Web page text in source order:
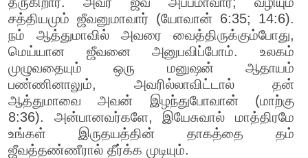
சத்தியமும் ஜீவனுமாவார் (யோவான் 6:35; 14:6).
நம் ஆத்துமாவில் அவரை வைத்திருக்கும்போது,
மெய்யான ஜீவனை அனுபவிப்போம். உலகம்
முழுவதையும் ஒரு மனுஷன் ஆதாயம்
பண்ணினாலும், அவரில்லாவிட்டால் தன்
ஆத்துமாவை அவன் இழந்துபோவான் (மாற்கு
8:36). அன்பானவர்களே, இயேசுவால் மாத்திரமே
உங்கள் இருதயத்தின் தாகத்தை தம்
ஜீவத்தண்ணீரால் தீர்க்க முடியும்.